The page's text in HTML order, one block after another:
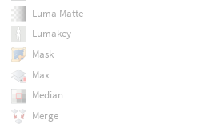
Luma Matte
Lumakey
Mask
Max
Median
Merge